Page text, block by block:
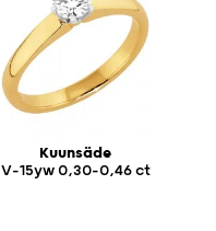
Kuunsäde
V-15yw 0,30-0,46 ct